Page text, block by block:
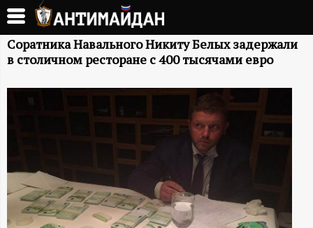
Перейти
основному
содержанию
А
М
А
Соратника Навального Никиту Белых задержали
в столичном ресторане с 400 тысячами евро